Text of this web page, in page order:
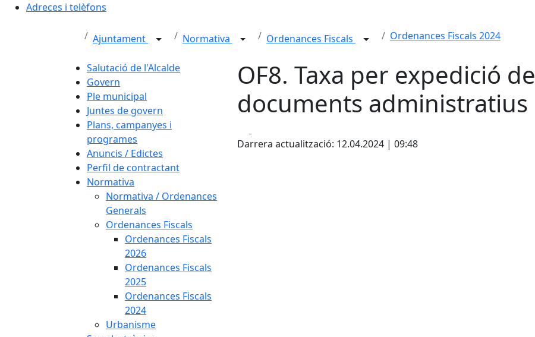
Adreces i telèfons
Ajuntament Normativa Ordenances Fiscals Ordenances Fiscals 2024
Salutació de l'Alcalde
Govern
Ple municipal
Juntes de govern
Plans, campanyes i
programes
Anuncis / Edictes
Perfil de contractant
Normativa
Normativa / Ordenances
Generals
Ordenances Fiscals
Ordenances Fiscals
2026
Ordenances Fiscals
2025
Ordenances Fiscals
2024
Urbanisme
OF8. Taxa per expedició de
documents administratius
Darrera actualització: 12.04.2024 | 09:48